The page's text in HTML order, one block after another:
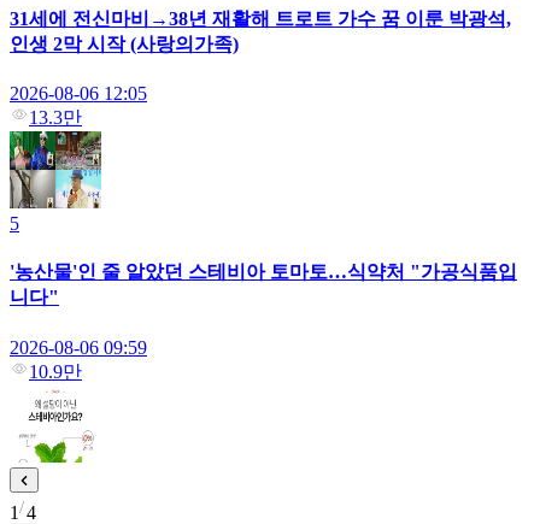
31세에 전신마비→38년 재활해 트로트 가수 꿈 이룬 박광석,
인생 2막 시작 (사랑의가족)
2026-08-06 12:05
13.3만
5
'농산물'인 줄 알았던 스테비아 토마토…식약처 "가공식품입
니다"
2026-08-06 09:59
10.9만
1 4